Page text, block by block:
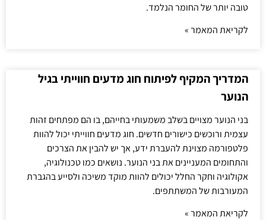
טובה יותר של החומר הנלמד.
לקריאת המאמר »
המדריך המקיף לפיתוח חוג מדעים חווייתי בגיל
הנוער
בני הנוער מצויים בשלב משמעותי בחייהם, בו הם מפתחים זהות
עצמית ורוכשים כישורים חדשים. חוג מדעים חווייתי יכול להוות
פלטפורמה מצוינת להעברת ידע, אך יש להבין את הצרכים
והתחומים המעניינים את בני הנוער. נושאים כמו טכנולוגיה,
אקולוגיה וחקר החלל יכולים להוות מוקד משיכה ולסייע בהגברת
המעורבות של המשתתפים.
לקריאת המאמר »